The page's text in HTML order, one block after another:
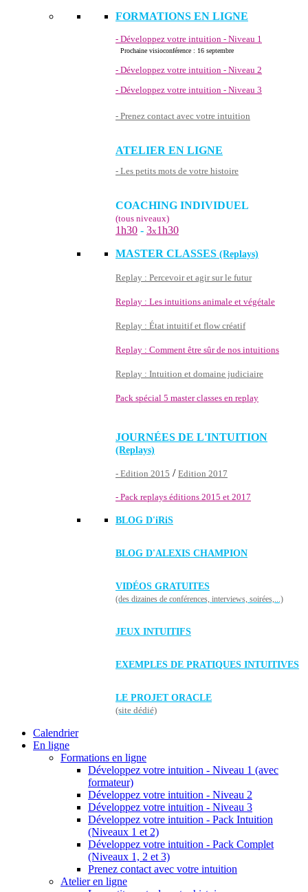
FORMATIONS EN LIGNE
- Développez votre intuition - Niveau 1
Prochaine visioconférence : 16 septembre
- Développez votre intuition - Niveau 2
- Développez votre intuition - Niveau 3
- Prenez contact avec votre intuition
ATELIER EN LIGNE
- Les petits mots de votre histoire
COACHING INDIVIDUEL
(tous niveaux)
1h30 - 3x1h30
MASTER CLASSES (Replays)
Replay : Percevoir et agir sur le futur
Replay : Les intuitions animale et végétale
Replay : État intuitif et flow créatif
Replay : Comment être sûr de nos intuitions
Replay : Intuition et domaine judiciaire
Pack spécial 5 master classes en replay
JOURNÉES DE L'INTUITION
(Replays)
- Edition 2015 / Edition 2017
- Pack replays éditions 2015 et 2017
BLOG D'iRiS
BLOG D'ALEXIS CHAMPION
VIDÉOS GRATUITES
(des dizaines de conférences, interviews, soirées,...)
JEUX INTUITIFS
EXEMPLES DE PRATIQUES INTUITIVES
LE PROJET ORACLE
(site dédié)
Calendrier
En ligne
Formations en ligne
Développez votre intuition - Niveau 1 (avec
formateur)
Développez votre intuition - Niveau 2
Développez votre intuition - Niveau 3
Développez votre intuition - Pack Intuition
(Niveaux 1 et 2)
Développez votre intuition - Pack Complet
(Niveaux 1, 2 et 3)
Prenez contact avec votre intuition
Atelier en ligne